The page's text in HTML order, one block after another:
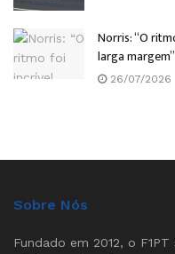
Norris: “O
larga margem”
26/07/2026
Sobre Nós
Fundado em 2012, o